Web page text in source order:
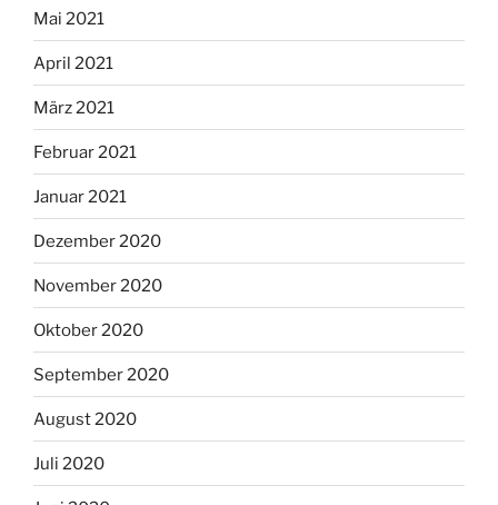
Mai 2021
April 2021
März 2021
Februar 2021
Januar 2021
Dezember 2020
November 2020
Oktober 2020
September 2020
August 2020
Juli 2020